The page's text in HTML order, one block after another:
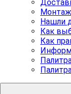
Монтаж
Нашли
Как
Как